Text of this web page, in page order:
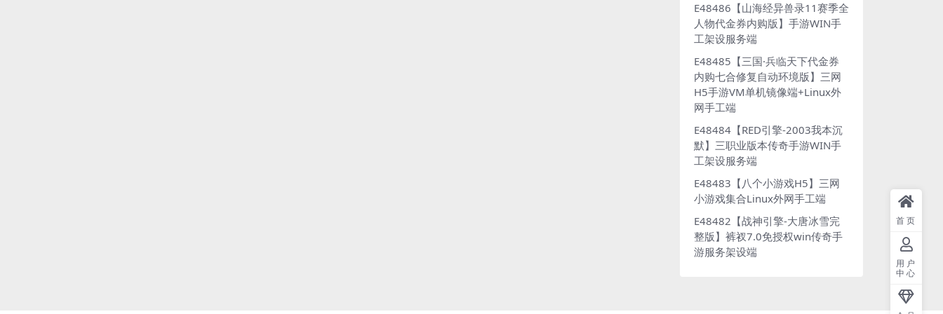
E48486【山海经异兽录11赛季全
人物代金券内购版】手游WIN手
工架设服务端
E48485【三国·兵临天下代金券
内购七合修复自动环境版】三网
H5手游VM单机镜像端+Linux外
网手工端
E48484【RED引擎-2003我本沉
默】三职业版本传奇手游WIN手
工架设服务端
E48483【八个小游戏H5】三网
小游戏集合Linux外网手工端
E48482【战神引擎-大唐冰雪完
整版】裤衩7.0免授权win传奇手
游服务架设端
首页
用户
中心